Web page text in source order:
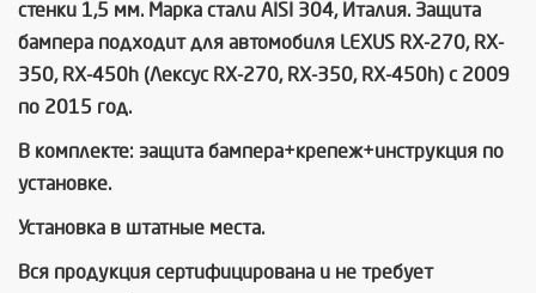
стенки 1,5 мм. Марка стали AISI 304, Италия. Защита
бампера подходит для автомобиля LEXUS RX-270, RX-
350, RX-450h (Лексус RX-270, RX-350, RX-450h) c 2009
по 2015 год.
В комплекте: защита бампера+крепеж+инструкция по
установке.
Установка в штатные места.
Вся продукция сертифицирована и не требует